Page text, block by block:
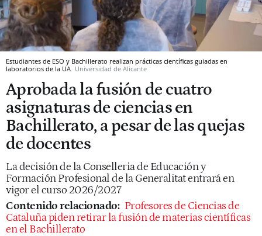
Estudiantes de ESO y Bachillerato realizan prácticas científicas guiadas en
laboratorios de la UA Universidad de Alicante
Aprobada la fusión de cuatro
asignaturas de ciencias en
Bachillerato, a pesar de las quejas
de docentes
La decisión de la Conselleria de Educación y
Formación Profesional de la Generalitat entrará en
vigor el curso 2026/2027
Contenido relacionado: Profesores de Ciencias de
Cataluña piden retirar la fusión de materias científicas
en el Bachillerato